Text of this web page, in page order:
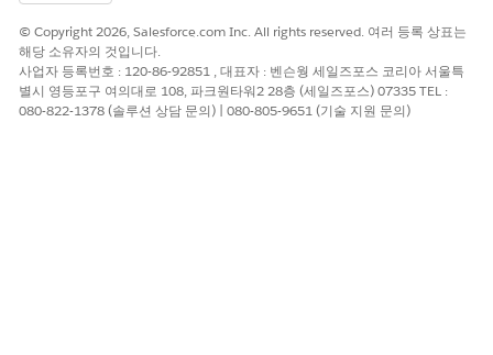
© Copyright 2026, Salesforce.com Inc. All rights reserved. 여러 등록 상표는
해당 소유자의 것입니다.
사업자 등록번호 : 120-86-92851 , 대표자 : 벤슨웡 세일즈포스 코리아 서울특
별시 영등포구 여의대로 108, 파크원타워2 28층 (세일즈포스) 07335 TEL :
080-822-1378 (솔루션 상담 문의) | 080-805-9651 (기술 지원 문의)